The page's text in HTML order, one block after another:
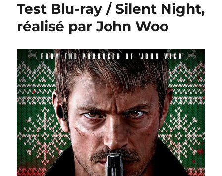
Test Blu-ray / Silent Night,
réalisé par John Woo